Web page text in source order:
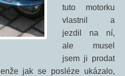
tuto motorku
vlastnil a
jezdil na ní,
ale musel
jsem ji prodat
jak se posléze ukázalo,